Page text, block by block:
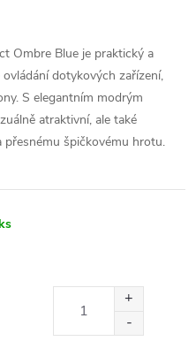
Ombre Blue je praktický a
dotykových zařízení,
S elegantním modrým
atraktivní, ale také
špičkovému hrotu.